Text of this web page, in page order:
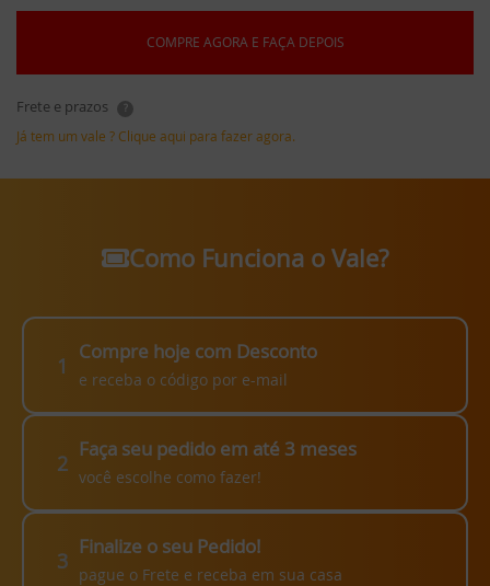
COMPRE AGORA E FAÇA DEPOIS
Frete e prazos ?
Já tem um vale ? Clique aqui para fazer agora.
Como Funciona o Vale?
1
Compre hoje com Desconto
e receba o código por e-mail
2
Faça seu pedido em até 3 meses
você escolhe como fazer!
3
Finalize o seu Pedido!
pague o Frete e receba em sua casa